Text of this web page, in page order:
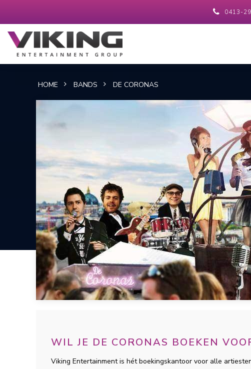
0413-
HOME BANDS DE CORONAS
WIL JE DE CORONAS BOEKEN
Viking Entertainment is hét boekingskantoor voor alle